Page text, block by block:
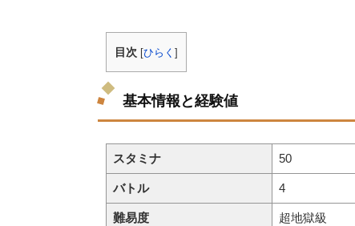
目次 [ひらく ]
基本情報と経験値
スタミナ 50
バトル 4
難易度 超地獄級